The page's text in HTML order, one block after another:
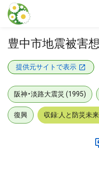
本文に飛ぶ
豊中市地震被害
提供元サイトで表示
阪神・淡路大震災 (1995)
復興 収録:人と防災未